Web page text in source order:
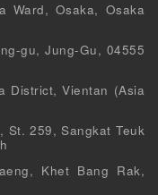
Ward, Osaka, Osaka
gu, Jung-Gu, 04555
District, Vientan (Asia
St. 259, Sangkat Teuk
Khet Bang Rak,